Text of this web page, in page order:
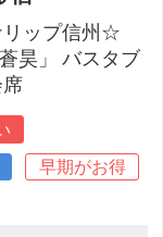
リップ信州☆
昊」 バスタブ
早期がお得